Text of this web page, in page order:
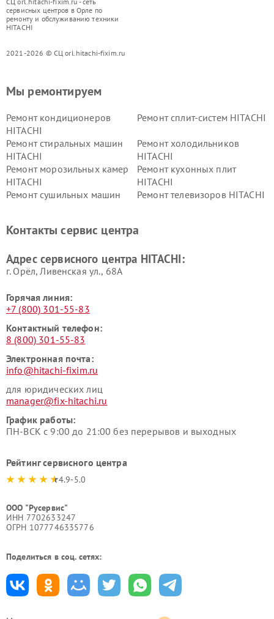
сервисных центров в Орле по
ремонту и обслуживанию техники
HITACHI
2021-2026 © СЦ orl.hitachi-fixim.ru
Мы ремонтируем
Ремонт кондиционеров
HITACHI
Ремонт сплит-систем HITACHI
Ремонт стиральных машин
HITACHI
Ремонт холодильников
HITACHI
Ремонт морозильных камер
HITACHI
Ремонт кухонных плит
HITACHI
Ремонт сушильных машин
Ремонт телевизоров HITACHI
данных HITACHI
HITACHI
HITACHI
HITACHI
Контакты сервис центра
Адрес сервисного центра HITACHI:
г. Орёл, Ливенская ул., 68А
Горячая линия:
+7 (800) 301-55-83
Контактный телефон:
8 (800) 301-55-83
Электронная почта:
info@hitachi-fixim.ru
для юридических лиц
manager@fix-hitachi.ru
График работы:
ПН-ВСК с 9:00 до 21:00 без перерывов и выходных
Рейтинг сервисного центра
4.9-5.0
ООО "Русервис"
ИНН 7702633247
ОГРН 1077746335776
Поделиться в соц. сетях: